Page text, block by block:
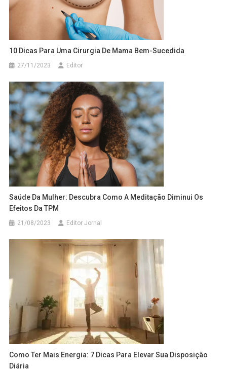
10 Dicas Para Uma Cirurgia De Mama Bem-Sucedida
27/11/2023 Editor
Saúde Da Mulher: Descubra Como A Meditação Diminui Os
Efeitos Da TPM
21/08/2023 Editor Jornal
Como Ter Mais Energia: 7 Dicas Para Elevar Sua Disposição
Diária